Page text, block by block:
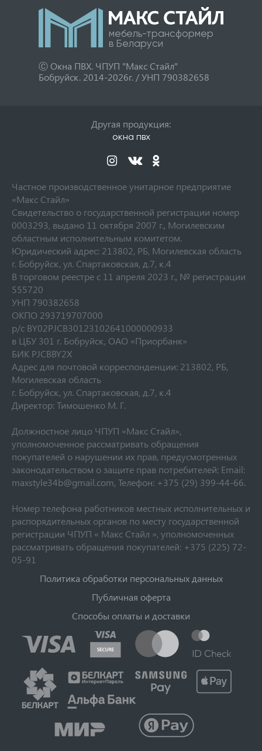
мебель-трансформер
в Беларуси
Ⓒ Окна ПВХ. ЧПУП "Макс Стайл"
Бобруйск. 2014-2026г. / УНП 790382658
Другая продукция:
окна пвх
Частное производственное унитарное предприятие
«Макс Стайл»
Свидетельство о государственной регистрации номер
0003293, выдано 11 октября 2007 г., Могилевским
областным исполнительным комитетом.
Юридический адрес: 213802, РБ, Могилевская область
г. Бобруйск, ул. Спартаковская, д.7, к.4
В торговом реестре с 11 апреля 2023 г., № регистрации
555720
УНП 790382658
ОКПО 293719707000
р/с ВY02РJCB30123102641000000933
в ЦБУ 301 г. Бобруйск, ОАО «Приорбанк»
БИК РJCBBY2Х
Адрес для почтовой корреспонденции: 213802, РБ,
Могилевская область
г. Бобруйск, ул. Спартаковская, д.7, к.4
Директор: Тимошенко М. Г.
Должностное лицо ЧПУП «Макс Стайл»,
уполномоченное рассматривать обращения
покупателей о нарушении их прав, предусмотренных
законодательством о защите прав потребителей: Email:
maxstyle34b@gmail.com, Телефон: +375 (29) 399-44-66.
Номер телефона работников местных исполнительных и
распорядительных органов по месту государственной
регистрации ЧПУП « Макс Стайл », уполномоченных
рассматривать обращения покупателей: +375 (225) 72-
05-91
Политика обработки персональных данных
Публичная оферта
Способы оплаты и доставки